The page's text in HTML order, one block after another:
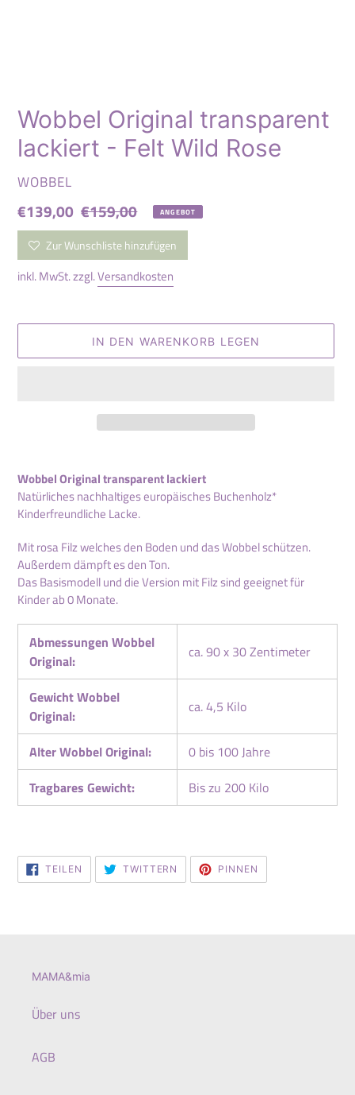
Wobbel Original transparent
lackiert - Felt Wild Rose
VERKÄUFER
WOBBEL
Sonderpreis
€139,00 Normaler
Preis
€159,00 ANGEBOT
Zur Wunschliste hinzufügen
inkl. MwSt. zzgl.Versandkosten
IN DEN WARENKORB LEGEN
wird
zum
Warenkorb
hinzugefügt
Wobbel Original transparent lackiert
Natürliches nachhaltiges europäisches Buchenholz*
Kinderfreundliche Lacke.
Mit rosa Filz welches den Boden und das Wobbel schützen.
Außerdem dämpft es den Ton.
Das Basismodell und die Version mit Filz sind geeignet für
Kinder ab 0 Monate.
Abmessungen Wobbel
Original:
ca. 90 x 30 Zentimeter
Gewicht Wobbel
Original:
ca. 4,5 Kilo
Alter Wobbel Original:
0 bis 100 Jahre
Tragbares Gewicht:
Bis zu 200 Kilo
TEILEN
FACEBOOK
TEILEN
TWITTERN
TWITTER
TWITTERN
PINNEN
PINNEN
MAMA&mia
Über uns
AGB